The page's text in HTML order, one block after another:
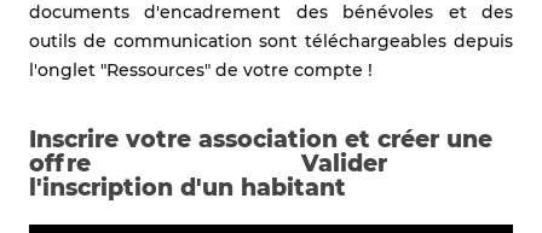
documents d'encadrement des bénévoles et des
outils de communication sont téléchargeables depuis
l'onglet "Ressources" de votre compte !
Inscrire votre association et créer une
offre Valider
l'inscription d'un habitant